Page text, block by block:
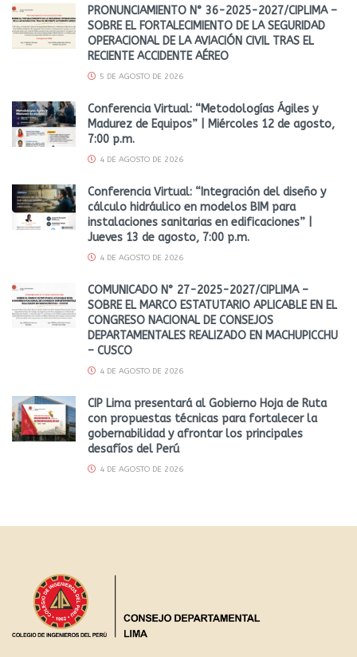
PRONUNCIAMIENTO N° 36-2025-2027/CIPLIMA –
SOBRE EL FORTALECIMIENTO DE LA SEGURIDAD
OPERACIONAL DE LA AVIACIÓN CIVIL TRAS EL
RECIENTE ACCIDENTE AÉREO
5 DE AGOSTO DE 2026
Conferencia Virtual: “Metodologías Ágiles y
Madurez de Equipos” | Miércoles 12 de agosto,
7:00 p.m.
4 DE AGOSTO DE 2026
Conferencia Virtual: “Integración del diseño y
cálculo hidráulico en modelos BIM para
instalaciones sanitarias en edificaciones” |
Jueves 13 de agosto, 7:00 p.m.
4 DE AGOSTO DE 2026
COMUNICADO N° 27-2025-2027/CIPLIMA –
SOBRE EL MARCO ESTATUTARIO APLICABLE EN EL
CONGRESO NACIONAL DE CONSEJOS
DEPARTAMENTALES REALIZADO EN MACHUPICCHU
– CUSCO
4 DE AGOSTO DE 2026
CIP Lima presentará al Gobierno Hoja de Ruta
con propuestas técnicas para fortalecer la
gobernabilidad y afrontar los principales
desafíos del Perú
4 DE AGOSTO DE 2026